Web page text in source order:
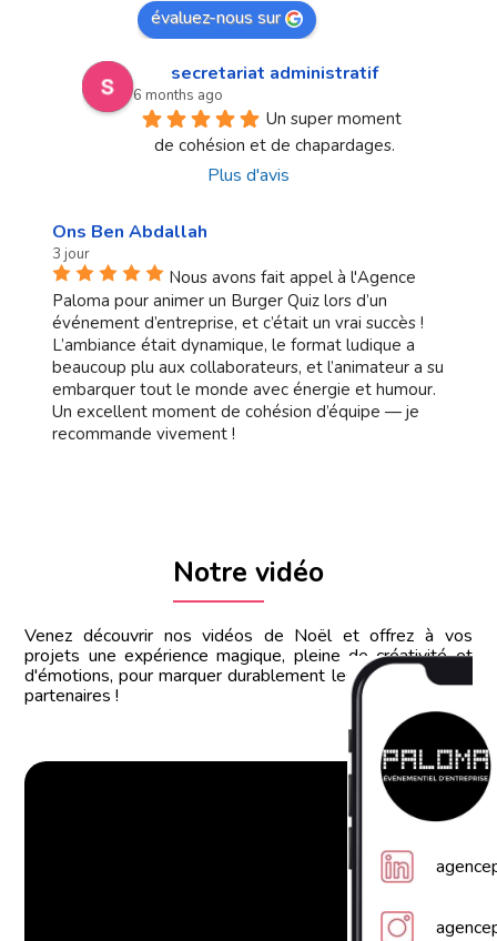
évaluez-nous sur
secretariat administratif
6 months ago
Un super moment
de cohésion et de chapardages.
Plus d'avis
Ons Ben Abdallah
3 jour
Nous avons fait appel à l'Agence
Paloma pour animer un Burger Quiz lors d’un
événement d’entreprise, et c’était un vrai succès !
L’ambiance était dynamique, le format ludique a
beaucoup plu aux collaborateurs, et l’animateur a su
embarquer tout le monde avec énergie et humour.
Un excellent moment de cohésion d’équipe — je
recommande vivement !
Notre vidéo
Venez découvrir nos vidéos de Noël et offrez à vos
projets une expérience magique, pleine de créativité et
d'émotions, pour marquer durablement les esprits de vos
partenaires !